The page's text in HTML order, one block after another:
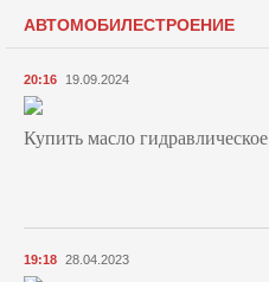
АВТОМОБИЛЕСТРОЕНИЕ
20:16 19.09.2024
Купить масло
19:18 28.04.2023